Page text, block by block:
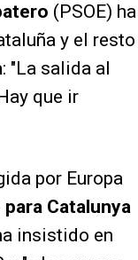
(PSOE) ha
y el resto
: "La salida al
que ir
por Europa
Catalunya
insistido en